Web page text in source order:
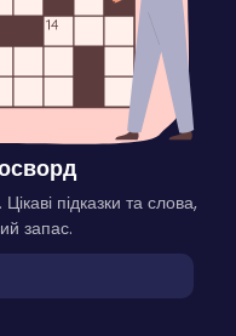
підказки та слова,
запас.